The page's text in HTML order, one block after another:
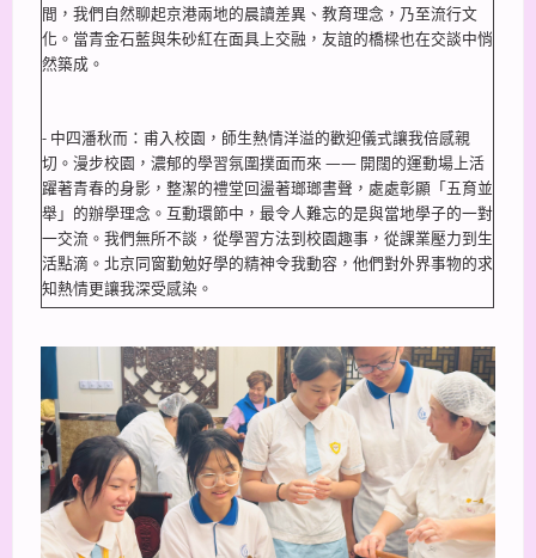
間，我們自然聊起京港兩地的晨讀差異、教育理念，乃至流行文
化。當青金石藍與朱砂紅在面具上交融，友誼的橋樑也在交談中悄
然築成。
- 中四潘秋而：甫入校園，師生熱情洋溢的歡迎儀式讓我倍感親
切。漫步校園，濃郁的學習氛圍撲面而來 —— 開闊的運動場上活
躍著青春的身影，整潔的禮堂回盪著瑯瑯書聲，處處彰顯「五育並
舉」的辦學理念。互動環節中，最令人難忘的是與當地學子的一對
一交流。我們無所不談，從學習方法到校園趣事，從課業壓力到生
活點滴。北京同窗勤勉好學的精神令我動容，他們對外界事物的求
知熱情更讓我深受感染。